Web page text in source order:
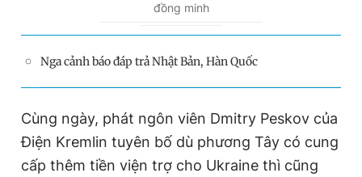
r
e
n
a
t
i
đồng minh
Nga cảnh báo đáp trả Nhật Bản, Hàn Quốc
Cùng ngày, phát ngôn viên Dmitry Peskov của
Điện Kremlin tuyên bố dù phương Tây có cung
cấp thêm tiền viện trợ cho Ukraine thì cũng